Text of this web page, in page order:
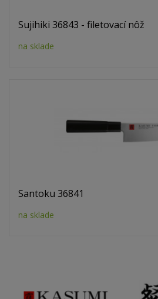
Sujihiki 36843 - filetovací nôž
na sklade
Santoku 36841
na sklade